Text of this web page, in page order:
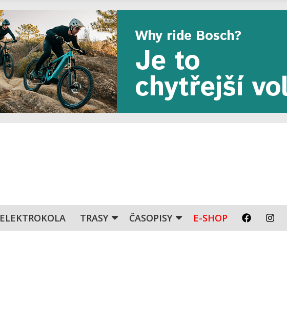
ELEKTROKOLA TRASY ČASOPISY E-SHOP